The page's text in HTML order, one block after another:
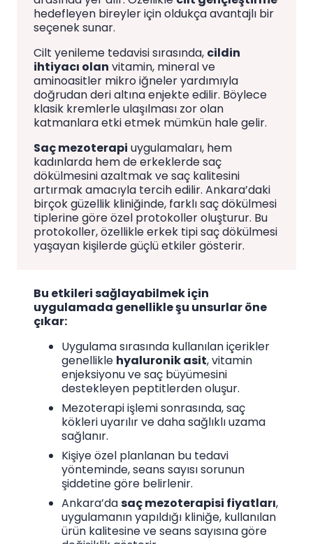
hedefleyen bireyler için oldukça avantajlı bir
seçenek sunar.
Cilt yenileme tedavisi sırasında, cildin
ihtiyacı olan vitamin, mineral ve
aminoasitler mikro iğneler yardımıyla
doğrudan deri altına enjekte edilir. Böylece
klasik kremlerle ulaşılması zor olan
katmanlara etki etmek mümkün hale gelir.
Saç mezoterapi uygulamaları, hem
kadınlarda hem de erkeklerde saç
dökülmesini azaltmak ve saç kalitesini
artırmak amacıyla tercih edilir. Ankara’daki
birçok güzellik kliniğinde, farklı saç dökülmesi
tiplerine göre özel protokoller oluşturur. Bu
protokoller, özellikle erkek tipi saç dökülmesi
yaşayan kişilerde güçlü etkiler gösterir.
Bu etkileri sağlayabilmek için
uygulamada genellikle şu unsurlar öne
çıkar:
Uygulama sırasında kullanılan içerikler
genellikle hyaluronik asit, vitamin
enjeksiyonu ve saç büyümesini
destekleyen peptitlerden oluşur.
Mezoterapi işlemi sonrasında, saç
kökleri uyarılır ve daha sağlıklı uzama
sağlanır.
Kişiye özel planlanan bu tedavi
yönteminde, seans sayısı sorunun
şiddetine göre belirlenir.
Ankara’dasaç mezoterapisi fiyatları,
uygulamanın yapıldığı kliniğe, kullanılan
ürün kalitesine ve seans sayısına göre